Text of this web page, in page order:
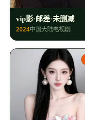
vip影·邮差·未删减
2024中国大陆电视剧